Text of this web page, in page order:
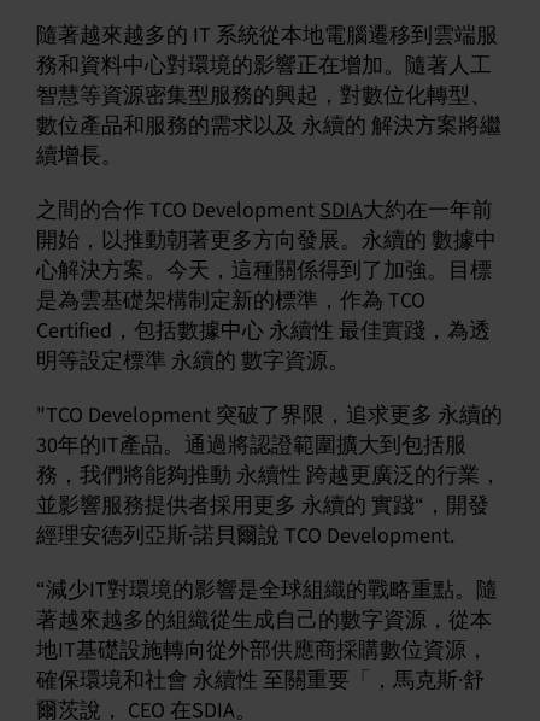
隨著越來越多的 IT 系統從本地電腦遷移到雲端服
務和資料中心對環境的影響正在增加。隨著人工
智慧等資源密集型服務的興起，對數位化轉型、
數位產品和服務的需求以及 永續的 解決方案將繼
續增長。
之間的合作 TCO Development SDIA大約在一年前
開始，以推動朝著更多方向發展。永續的 數據中
心解決方案。今天，這種關係得到了加強。目標
是為雲基礎架構制定新的標準，作為 TCO
Certified，包括數據中心 永續性 最佳實踐，為透
明等設定標準 永續的 數字資源。
"TCO Development 突破了界限，追求更多 永續的
30年的IT產品。通過將認證範圍擴大到包括服
務，我們將能夠推動 永續性 跨越更廣泛的行業，
並影響服務提供者採用更多 永續的 實踐“，開發
經理安德列亞斯·諾貝爾說 TCO Development.
“減少IT對環境的影響是全球組織的戰略重點。隨
著越來越多的組織從生成自己的數字資源，從本
地IT基礎設施轉向從外部供應商採購數位資源，
確保環境和社會 永續性 至關重要「，馬克斯·舒
爾茨說， CEO 在SDIA。